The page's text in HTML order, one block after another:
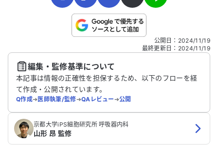
こちらは送信専用のフォームです。氏名やご自身の病気の詳細な
送信する
公開日 ： 2024/11/19
最終更新日 ： 2024/11/19
編集・監修基準について
本記事は情報の正確性を担保するため、以下のフローを経
て作成・公開されています。
Q作成➔医師執筆/監修➔QAレビュー➔公開
京都大学iPS細胞研究所 呼吸器内科
山形 昂 監修